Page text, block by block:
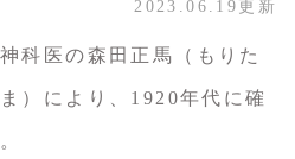
2023.06.19更新
科医の森田正馬（もりた
）により、1920年代に確